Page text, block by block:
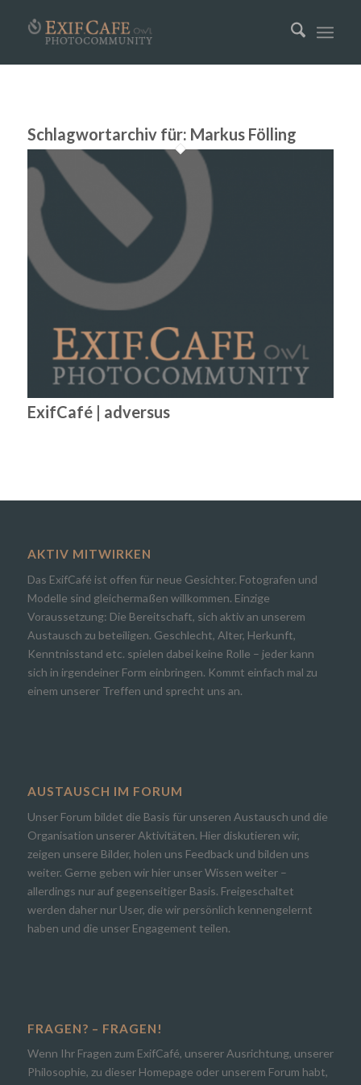
Schlagwortarchiv für: Markus Fölling
ExifCafé | adversus
AKTIV MITWIRKEN
Das ExifCafé ist offen für neue Gesichter. Fotografen und
Modelle sind gleichermaßen willkommen. Einzige
Voraussetzung: Die Bereitschaft, sich aktiv an unserem
Austausch zu beteiligen. Geschlecht, Alter, Herkunft,
Kenntnisstand etc. spielen dabei keine Rolle – jeder kann
sich in irgendeiner Form einbringen. Kommt einfach mal zu
einem unserer Treffen und sprecht uns an.
AUSTAUSCH IM FORUM
Unser Forum bildet die Basis für unseren Austausch und die
Organisation unserer Aktivitäten. Hier diskutieren wir,
zeigen unsere Bilder, holen uns Feedback und bilden uns
weiter. Gerne geben wir hier unser Wissen weiter –
allerdings nur auf gegenseitiger Basis. Freigeschaltet
werden daher nur User, die wir persönlich kennengelernt
haben und die unser Engagement teilen.
FRAGEN? – FRAGEN!
Wenn Ihr Fragen zum ExifCafé, unserer Ausrichtung, unserer
Philosophie, zu dieser Homepage oder unserem Forum habt,